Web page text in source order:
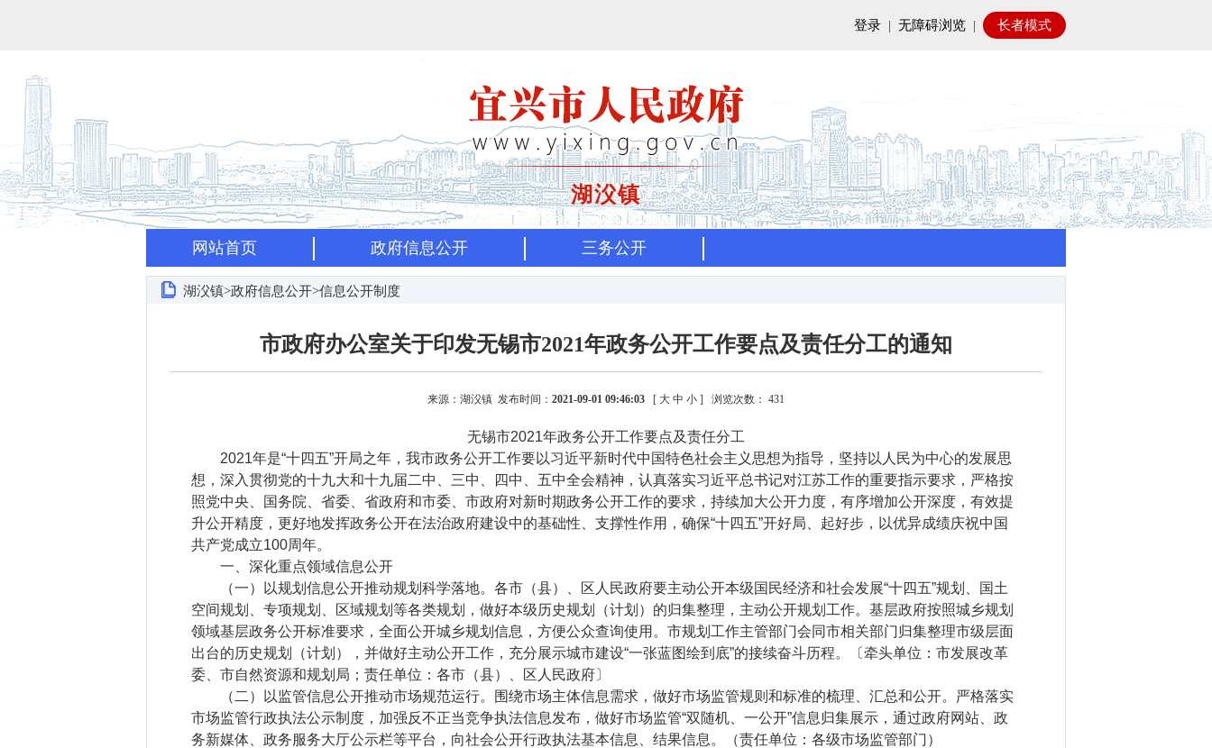
登录 | 无障碍浏览 | 长者模式
湖㳇镇
网站首页 政府信息公开 三务公开
湖㳇镇>政府信息公开>信息公开制度
市政府办公室关于印发无锡市2021年政务公开工作要点及责任分工的通知
来源：湖㳇镇 发布时间： 2021-09-01 09:46:03 [ 大 中 小 ] 浏览次数： 431
无锡市2021年政务公开工作要点及责任分工
2021年是“十四五”开局之年，我市政务公开工作要以习近平新时代中国特色社会主义思想为指导，坚持以人民为中心的发展思
想，深入贯彻党的十九大和十九届二中、三中、四中、五中全会精神，认真落实习近平总书记对江苏工作的重要指示要求，严格按
照党中央、国务院、省委、省政府和市委、市政府对新时期政务公开工作的要求，持续加大公开力度，有序增加公开深度，有效提
升公开精度，更好地发挥政务公开在法治政府建设中的基础性、支撑性作用，确保“十四五”开好局、起好步，以优异成绩庆祝中国
共产党成立100周年。
一、深化重点领域信息公开
（一）以规划信息公开推动规划科学落地。各市（县）、区人民政府要主动公开本级国民经济和社会发展“十四五”规划、国土
空间规划、专项规划、区域规划等各类规划，做好本级历史规划（计划）的归集整理，主动公开规划工作。基层政府按照城乡规划
领域基层政务公开标准要求，全面公开城乡规划信息，方便公众查询使用。市规划工作主管部门会同市相关部门归集整理市级层面
出台的历史规划（计划），并做好主动公开工作，充分展示城市建设“一张蓝图绘到底”的接续奋斗历程。〔牵头单位：市发展改革
委、市自然资源和规划局；责任单位：各市（县）、区人民政府〕
（二）以监管信息公开推动市场规范运行。围绕市场主体信息需求，做好市场监管规则和标准的梳理、汇总和公开。严格落实
市场监管行政执法公示制度，加强反不正当竞争执法信息发布，做好市场监管“双随机、一公开”信息归集展示，通过政府网站、政
务新媒体、政务服务大厅公示栏等平台，向社会公开行政执法基本信息、结果信息。（责任单位：各级市场监管部门）